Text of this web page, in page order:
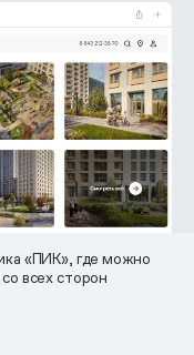
«ПИК», где можно
всех сторон